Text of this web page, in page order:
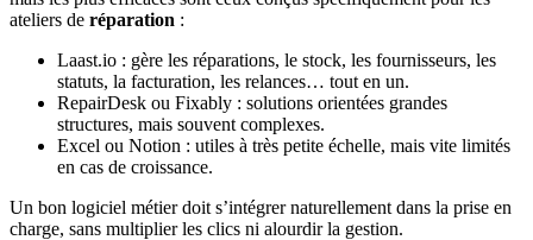
ateliers de réparation :
Laast.io : gère les réparations, le stock, les fournisseurs, les
statuts, la facturation, les relances… tout en un.
RepairDesk ou Fixably : solutions orientées grandes
structures, mais souvent complexes.
Excel ou Notion : utiles à très petite échelle, mais vite limités
en cas de croissance.
Un bon logiciel métier doit s’intégrer naturellement dans la prise en
charge, sans multiplier les clics ni alourdir la gestion.